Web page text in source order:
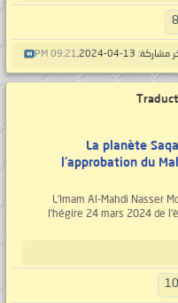
مشاركة: 13-04-2024, 09:21 PM
La planète
l'approbation du
L'Imam Al-Mahdi Nasser
l'hégire 24 mars 2024 de